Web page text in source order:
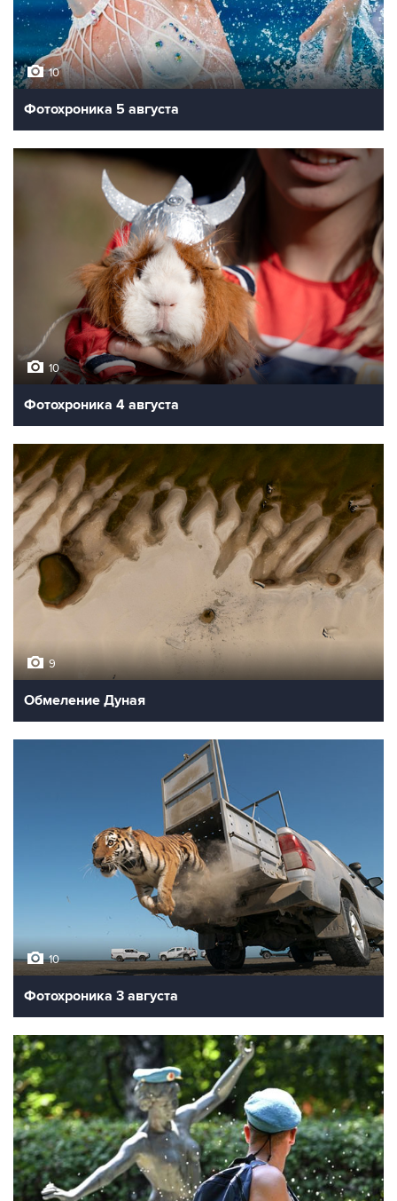
10
Фотохроника 5 августа
10
Фотохроника 4 августа
9
Обмеление Дуная
10
Фотохроника 3 августа